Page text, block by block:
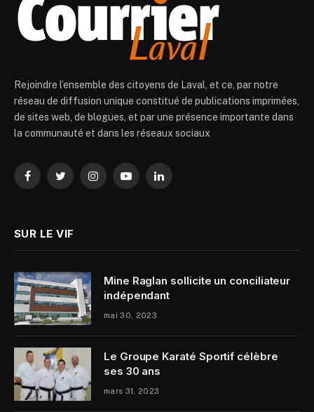
Rejoindre l’ensemble des citoyens de Laval, et ce, par notre
réseau de diffusion unique constitué de publications imprimées,
de sites web, de blogues, et par une présence importante dans
la communauté et dans les réseaux sociaux
FacebookTwitterInstagramYouTubeLinkedIn
SUR LE VIF
Mine Raglan sollicite un conciliateur
indépendant
mai 30, 2023
Le Groupe Karaté Sportif célèbre
ses 30 ans
mars 31, 2023